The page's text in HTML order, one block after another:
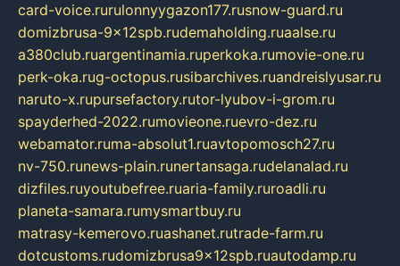
card-voice.rurulonnyygazon177.rusnow-guard.ru
domizbrusa-9x12spb.rudemaholding.ruaalse.ru
a380club.ruargentinamia.ruperkoka.rumovie-one.ru
perk-oka.rug-octopus.rusibarchives.ruandreislyusar.ru
naruto-x.rupursefactory.rutor-lyubov-i-grom.ru
spayderhed-2022.rumovieone.ruevro-dez.ru
webamator.ruma-absolut1.ruavtopomosch27.ru
nv-750.runews-plain.runertansaga.rudelanalad.ru
dizfiles.ruyoutubefree.ruaria-family.ruroadli.ru
planeta-samara.rumysmartbuy.ru
matrasy-kemerovo.ruashanet.rutrade-farm.ru
dotcustoms.rudomizbrusa9x12spb.ruautodamp.ru